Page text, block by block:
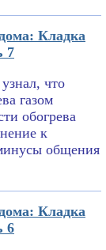
Кладка
7
что
газом
обогрева
к
общения
Кладка
6